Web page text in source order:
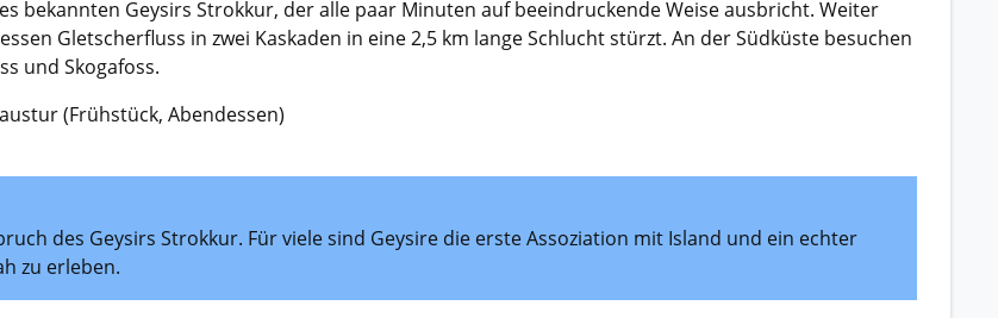
bekannten Geysirs Strokkur, der alle paar Minuten auf beeindruckende Weise ausbricht. Weiter
Gletscherfluss in zwei Kaskaden in eine 2,5 km lange Schlucht stürzt. An der Südküste besuchen
und Skogafoss.
(Frühstück, Abendessen)
des Geysirs Strokkur. Für viele sind Geysire die erste Assoziation mit Island und ein echter
zu erleben.